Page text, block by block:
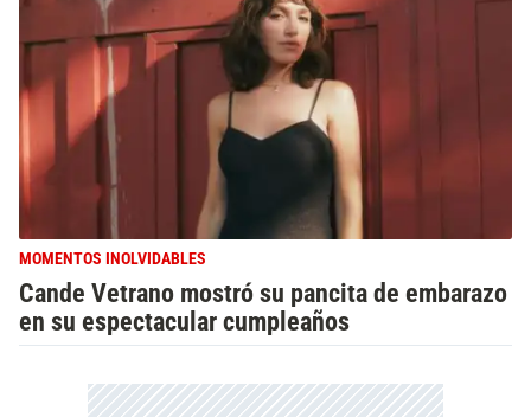
MOMENTOS INOLVIDABLES
Cande Vetrano mostró su pancita de embarazo
en su espectacular cumpleaños